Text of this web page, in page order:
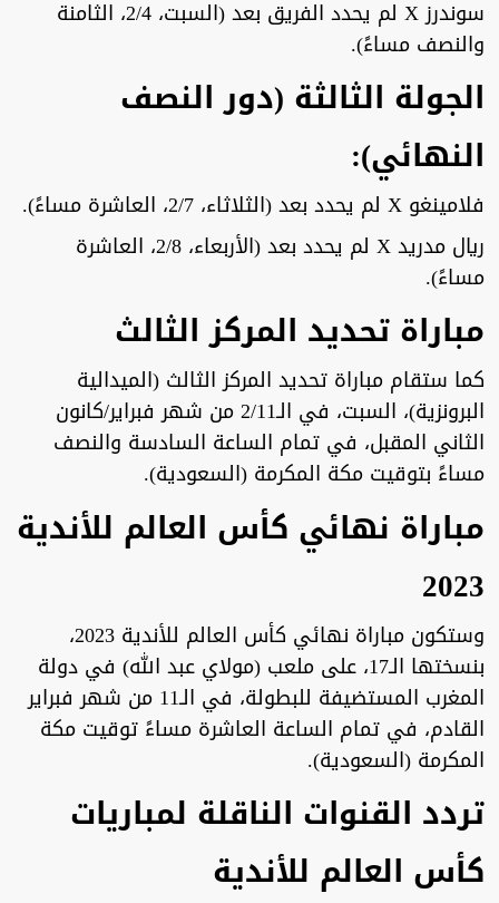
سوندرز X لم يحدد الفريق بعد (السبت، 2/4، الثامنة
والنصف مساءً).
الجولة الثالثة (دور النصف
النهائي):
فلامينغو X لم يحدد بعد (الثلاثاء، 2/7، العاشرة مساءً).
ريال مدريد X لم يحدد بعد (الأربعاء، 2/8، العاشرة
مساءً).
مباراة تحديد المركز الثالث
كما ستقام مباراة تحديد المركز الثالث (الميدالية
البرونزية)، السبت، في الـ2/11 من شهر فبراير/كانون
الثاني المقبل، في تمام الساعة السادسة والنصف
مساءً بتوقيت مكة المكرمة (السعودية).
مباراة نهائي كأس العالم للأندية
2023
وستكون مباراة نهائي كأس العالم للأندية 2023،
بنسختها الـ17، على ملعب (مولاي عبد الله) في دولة
المغرب المستضيفة للبطولة، في الـ11 من شهر فبراير
القادم، في تمام الساعة العاشرة مساءً توقيت مكة
المكرمة (السعودية).
تردد القنوات الناقلة لمباريات
كأس العالم للأندية